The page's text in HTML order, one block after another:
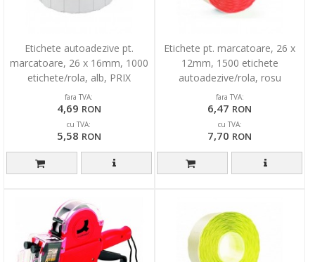
Etichete autoadezive pt.
marcatoare, 26 x 16mm, 1000
etichete/rola, alb, PRIX
fara TVA:
4,69 RON
cu TVA:
5,58 RON
Etichete pt. marcatoare, 26 x
12mm, 1500 etichete
autoadezive/rola, rosu
fluorescent, PRIX
fara TVA:
6,47 RON
cu TVA:
7,70 RON